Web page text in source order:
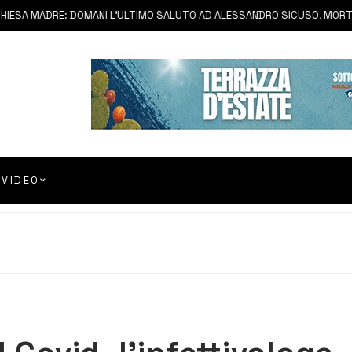
MADRE: DOMANI L’ULTIMO SALUTO AD ALESSANDRO SICUSO, MORTO
VIDEO